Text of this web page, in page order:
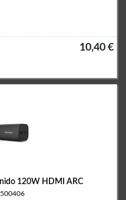
10,40 €
120W HDMI ARC
500406